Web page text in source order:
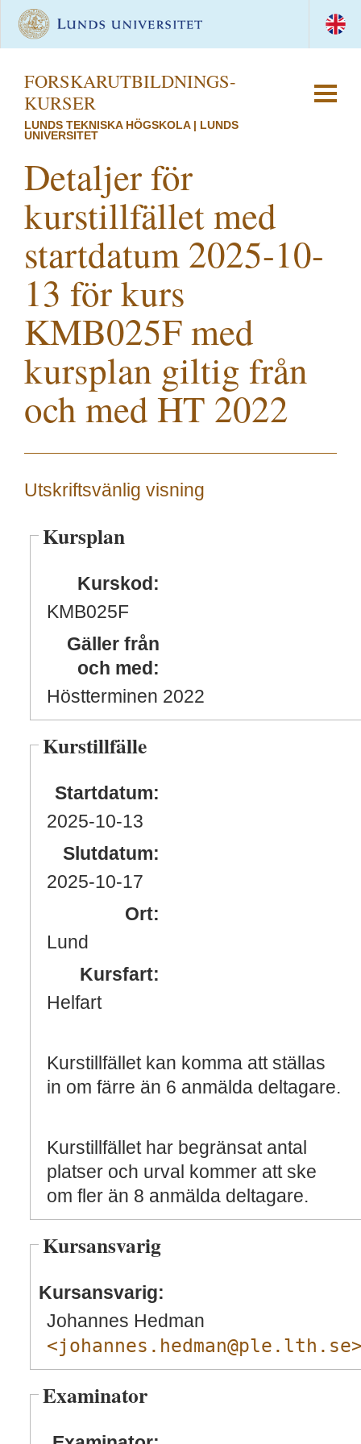
FORSKAR­UTBILDNINGS­
KURSER
LUNDS TEKNISKA HÖGSKOLA | LUNDS
UNIVERSITET
Detaljer för
kurstillfället med
startdatum 2025-10-
13 för kurs
KMB025F med
kursplan giltig från
och med HT 2022
Utskriftsvänlig visning
Kursplan
Kurskod:
KMB025F
Gäller från
och med:
Höstterminen 2022
Kurstillfälle
Startdatum:
2025-10-13
Slutdatum:
2025-10-17
Ort:
Lund
Kursfart:
Helfart
Kurstillfället kan komma att ställas
in om färre än 6 anmälda deltagare.
Kurstillfället har begränsat antal
platser och urval kommer att ske
om fler än 8 anmälda deltagare.
Kursansvarig
Kursansvarig:
Johannes Hedman
Examinator